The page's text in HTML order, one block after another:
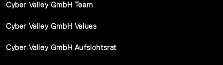
Cyber Valley GmbH Team
Cyber Valley GmbH Values
Cyber Valley GmbH Aufsichtsrat